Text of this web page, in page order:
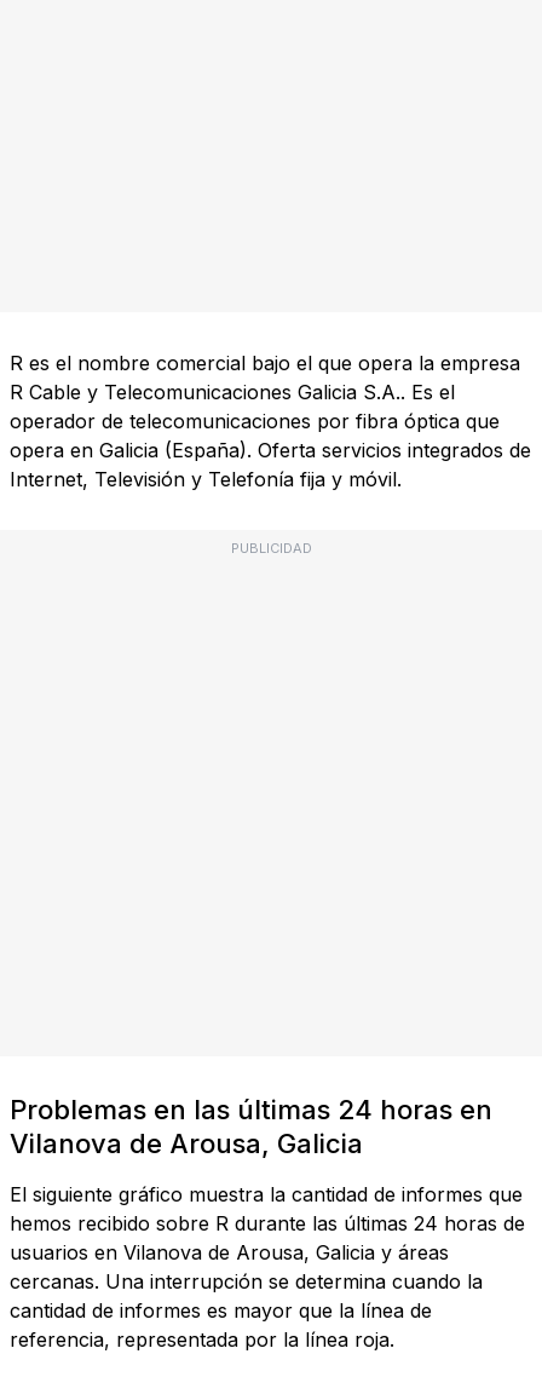
R es el nombre comercial bajo el que opera la empresa
R Cable y Telecomunicaciones Galicia S.A.. Es el
operador de telecomunicaciones por fibra óptica que
opera en Galicia (España). Oferta servicios integrados de
Internet, Televisión y Telefonía fija y móvil.
PUBLICIDAD
Problemas en las últimas 24 horas en
Vilanova de Arousa, Galicia
El siguiente gráfico muestra la cantidad de informes que
hemos recibido sobre R durante las últimas 24 horas de
usuarios en Vilanova de Arousa, Galicia y áreas
cercanas. Una interrupción se determina cuando la
cantidad de informes es mayor que la línea de
referencia, representada por la línea roja.